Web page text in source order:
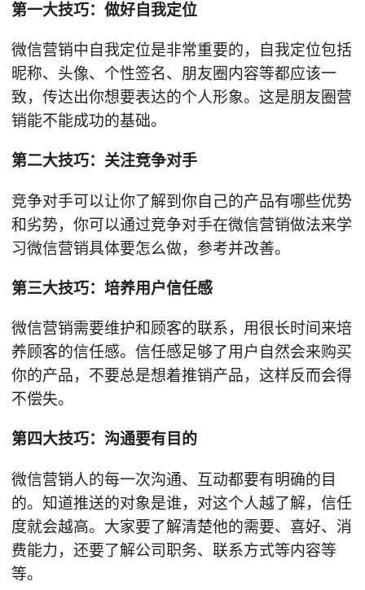
第一大技巧：做好自我定位
微信营销中自我定位是非常重要的，自我定位包括
昵称、头像、个性签名、朋友圈内容等都应该一
致，传达出你想要表达的个人形象。这是朋友圈营
销能不能成功的基础。
第二大技巧：关注竞争对手
竞争对手可以让你了解到你自己的产品有哪些优势
和劣势，你可以通过竞争对手在微信营销做法来学
习微信营销具体要怎么做，参考并改善。
第三大技巧：培养用户信任感
微信营销需要维护和顾客的联系，用很长时间来培
养顾客的信任感。信任感足够了用户自然会来购买
你的产品，不要总是想着推销产品，这样反而会得
不偿失。
第四大技巧：沟通要有目的
微信营销人的每一次沟通、互动都要有明确的目
的。知道推送的对象是谁，对这个人越了解，信任
度就会越高。大家要了解清楚他的需要、喜好、消
费能力，还要了解公司职务、联系方式等内容等
等。